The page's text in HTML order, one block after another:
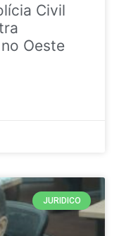
Civil
Oeste
JURIDICO